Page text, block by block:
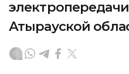
Атырауской